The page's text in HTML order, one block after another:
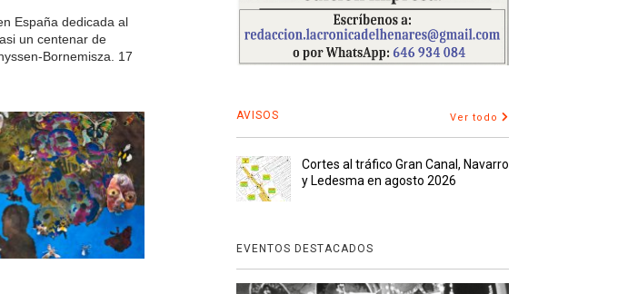
España dedicada al
un centenar de
Bornemisza. 17
AVISOS Ver todo
Cortes al tráfico Gran Canal, Navarro
y Ledesma en agosto 2026
EVENTOS DESTACADOS